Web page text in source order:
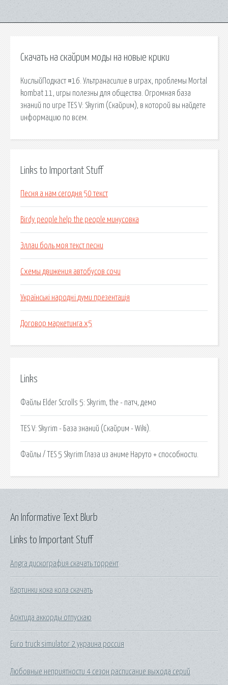
Скачать на скайрим моды на новые крики
КислыйПодкаст #16. Ультранасилие в играх, проблемы Mortal
kombat 11, игры полезны для общества. Огромная база
знаний по игре TES V: Skyrim (Скайрим), в которой вы найдете
информацию по всем.
Links to Important Stuff
Песня а нам сегодня 50 текст
Birdy people help the people минусовка
Эллаи боль моя текст песни
Схемы движения автобусов сочи
Українські народні думи презентація
Договор маркетинга х5
Links
Файлы Elder Scrolls 5: Skyrim, the - патч, демо
TES V: Skyrim - База знаний (Скайрим - Wiki).
Файлы / TES 5 Skyrim Глаза из аниме Наруто + способности.
Links to Important Stuff
Angra дискография скачать торрент
Картинки кока кола скачать
Арктида аккорды отпускаю
Euro truck simulator 2 украина россия
Любовные неприятности 4 сезон расписание выхода серий
An Informative Text Blurb